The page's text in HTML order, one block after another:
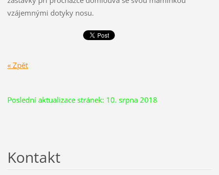
vzájemnými dotyky nosu.
« Zpět
Poslední aktualizace stránek: 10. srpna 2018
Kontakt